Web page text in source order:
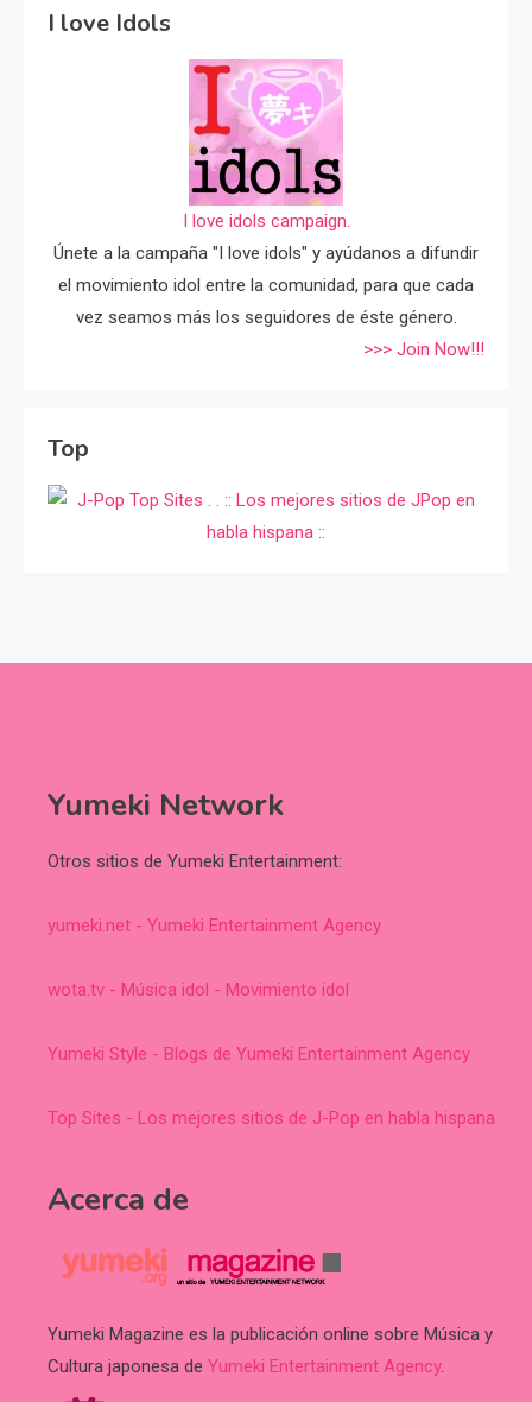
I love Idols
I love idols campaign.
Únete a la campaña "I love idols" y ayúdanos a difundir
el movimiento idol entre la comunidad, para que cada
vez seamos más los seguidores de éste género.
>>> Join Now!!!
Top
Yumeki Network
Otros sitios de Yumeki Entertainment:
yumeki.net - Yumeki Entertainment Agency
wota.tv - Música idol - Movimiento idol
Yumeki Style - Blogs de Yumeki Entertainment Agency
Top Sites - Los mejores sitios de J-Pop en habla hispana
Acerca de
Yumeki Magazine es la publicación online sobre Música y
Cultura japonesa de Yumeki Entertainment Agency.